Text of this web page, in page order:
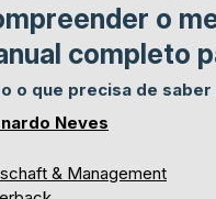
o
completo
o que precisa de
Neves
& Management